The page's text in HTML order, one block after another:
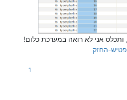
אני לא רואה במערכת כלום!
החזק
1